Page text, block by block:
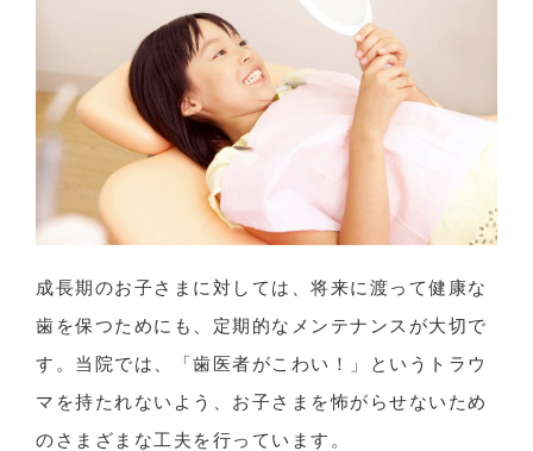
成長期のお子さまに対しては、将来に渡って健康な
歯を保つためにも、定期的なメンテナンスが大切で
す。当院では、「歯医者がこわい！」というトラウ
マを持たれないよう、お子さまを怖がらせないため
のさまざまな工夫を行っています。